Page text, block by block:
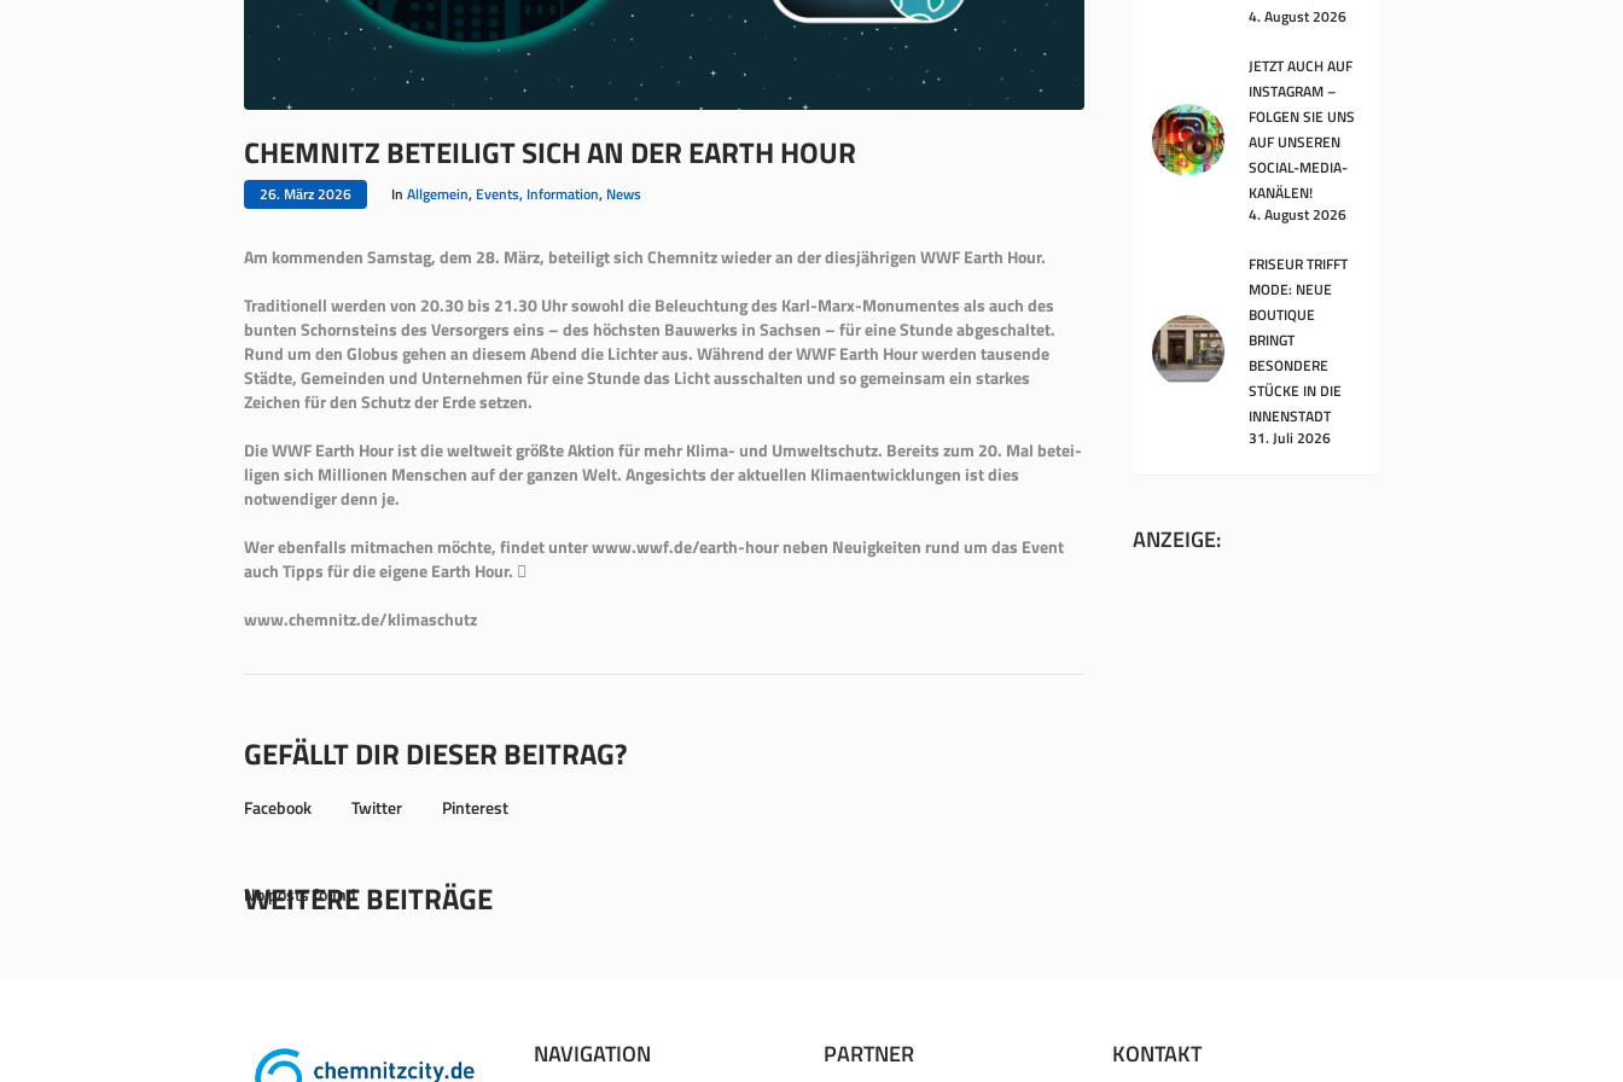
CHEMNITZ BETEILIGT SICH AN DER EARTH HOUR
26. März 2026 In Allgemein, Events, Information, News
Am kommenden Samstag, dem 28. März, beteiligt sich Chemnitz wie­der an der diesjährigen WWF Earth Hour.
Traditionell werden von 20.30 bis 21.30 Uhr sowohl die Beleuchtung des Karl-Marx-Monumentes als auch des
bunten Schornsteins des Versor­gers eins – des höchsten Bauwerks in Sachsen – für eine Stunde abgeschal­tet.
Rund um den Globus gehen an die­sem Abend die Lichter aus. Während der WWF Earth Hour werden tausende
Städte, Gemeinden und Unternehmen für eine Stunde das Licht ausschalten und so gemeinsam ein starkes
Zeichen für den Schutz der Erde setzen.
Die WWF Earth Hour ist die weltweit größte Aktion für mehr Klima- und Um­weltschutz. Bereits zum 20. Mal betei­
ligen sich Millionen Menschen auf der ganzen Welt. Angesichts der aktuellen Klimaentwicklungen ist dies
notwendi­ger denn je.
Wer ebenfalls mitmachen möchte, fin­det unter www.wwf.de/earth-hour ne­ben Neuigkeiten rund um das Event
auch Tipps für die eigene Earth Hour. 
www.chemnitz.de/klimaschutz
GEFÄLLT DIR DIESER BEITRAG?
Facebook Twitter Pinterest
WEITERE BEITRÄGE
No posts found
4. August 2026
JETZT AUCH AUF
INSTAGRAM –
FOLGEN SIE UNS
AUF UNSEREN
SOCIAL-MEDIA-
KANÄLEN!
4. August 2026
FRISEUR TRIFFT
MODE: NEUE
BOUTIQUE
BRINGT
BESONDERE
STÜCKE IN DIE
INNENSTADT
31. Juli 2026
ANZEIGE:
NAVIGATION PARTNER KONTAKT